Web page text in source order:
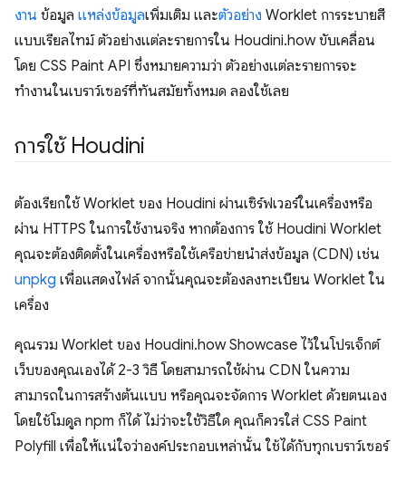
งาน ข้อมูล แหล่งข้อมูลเพิ่มเติม และตัวอย่าง Worklet การระบายสี
แบบเรียลไทม์ ตัวอย่างแต่ละรายการใน Houdini.how ขับเคลื่อน
โดย CSS Paint API ซึ่งหมายความว่า ตัวอย่างแต่ละรายการจะ
ทำงานในเบราว์เซอร์ที่ทันสมัยทั้งหมด ลองใช้เลย
การใช้ Houdini
ต้องเรียกใช้ Worklet ของ Houdini ผ่านเซิร์ฟเวอร์ในเครื่องหรือ
ผ่าน HTTPS ในการใช้งานจริง หากต้องการ ใช้ Houdini Worklet
คุณจะต้องติดตั้งในเครื่องหรือใช้เครือข่ายนำส่งข้อมูล (CDN) เช่น
unpkg เพื่อแสดงไฟล์ จากนั้นคุณจะต้องลงทะเบียน Worklet ใน
เครื่อง
คุณรวม Worklet ของ Houdini.how Showcase ไว้ในโปรเจ็กต์
เว็บของคุณเองได้ 2-3 วิธี โดยสามารถใช้ผ่าน CDN ในความ
สามารถในการสร้างต้นแบบ หรือคุณจะจัดการ Worklet ด้วยตนเอง
โดยใช้โมดูล npm ก็ได้ ไม่ว่าจะใช้วิธีใด คุณก็ควรใส่ CSS Paint
Polyfill เพื่อให้แน่ใจว่าองค์ประกอบเหล่านั้น ใช้ได้กับทุกเบราว์เซอร์